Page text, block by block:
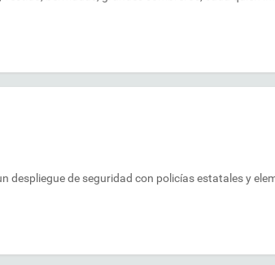
despliegue de seguridad con policías estatales y